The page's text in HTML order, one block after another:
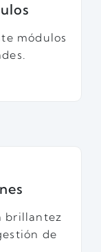
módulos
brillantez
de